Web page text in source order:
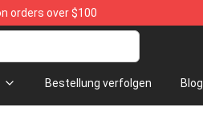
orders over $100
Bestellung verfolgen Blog